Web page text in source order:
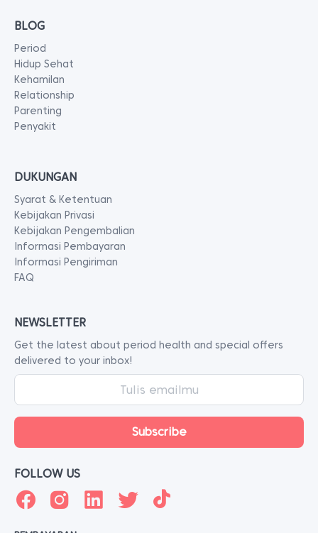
BLOG
Period
Hidup Sehat
Kehamilan
Relationship
Parenting
Penyakit
DUKUNGAN
Syarat & Ketentuan
Kebijakan Privasi
Kebijakan Pengembalian
Informasi Pembayaran
Informasi Pengiriman
FAQ
NEWSLETTER
Get the latest about period health and special offers
delivered to your inbox!
FOLLOW US